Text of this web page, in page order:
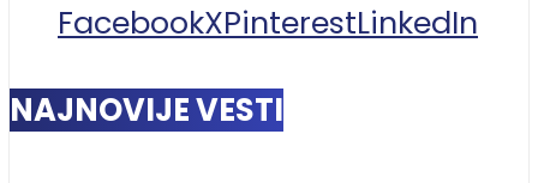
FacebookXPinterestLinkedIn
NAJNOVIJE VESTI